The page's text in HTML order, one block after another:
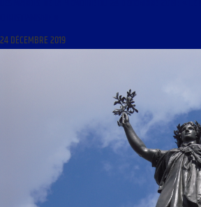
24 DÉCEMBRE 2019